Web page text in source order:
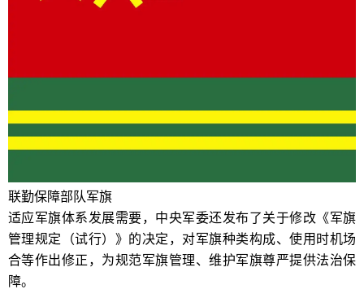
联勤保障部队军旗
适应军旗体系发展需要，中央军委还发布了关于修改《军旗
管理规定（试行）》的决定，对军旗种类构成、使用时机场
合等作出修正，为规范军旗管理、维护军旗尊严提供法治保
障。